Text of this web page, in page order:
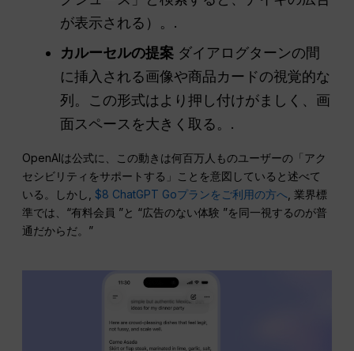
が表示される）。.
カルーセルの提案 ダイアログターンの間
に挿入される画像や商品カードの視覚的な
列。この形式はより押し付けがましく、画
面スペースを大きく取る。.
OpenAIは公式に、この動きは何百万人ものユーザーの「アク
セシビリティをサポートする」ことを意図していると述べて
いる。しかし,$8 ChatGPT Goプランをご利用の方へ , 業界標
準では、“有料会員 ”と “広告のない体験 ”を同一視するのが普
通だからだ。”